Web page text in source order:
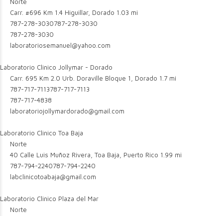
Carr. #696 Km 1.4 Higuillar, Dorado 1.03 mi
787-278-3030787-278-3030
787-278-3030
laboratoriosemanuel@yahoo.com
Laboratorio Clinico Jollymar - Dorado
Carr. 695 Km 2.0 Urb. Doraville Bloque 1, Dorado 1.7 mi
787-717-7113787-717-7113
787-717-4838
laboratoriojollymardorado@gmail.com
Laboratorio Clinico Toa Baja
Norte
40 Calle Luis Muñoz Rivera, Toa Baja, Puerto Rico 1.99 mi
787-794-2240787-794-2240
labclinicotoabaja@gmail.com
Laboratorio Clinico Plaza del Mar
Norte